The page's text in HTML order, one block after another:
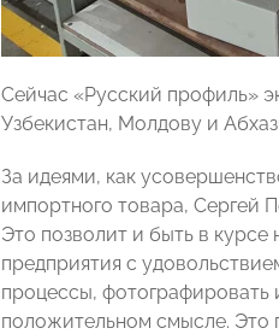
Сейчас «Русский профиль»
Узбекистан, Молдову и
За идеями, как
импортного товара, Сергей
Это позволит и быть в
предприятия с
процессы,
положительном смысле. Это